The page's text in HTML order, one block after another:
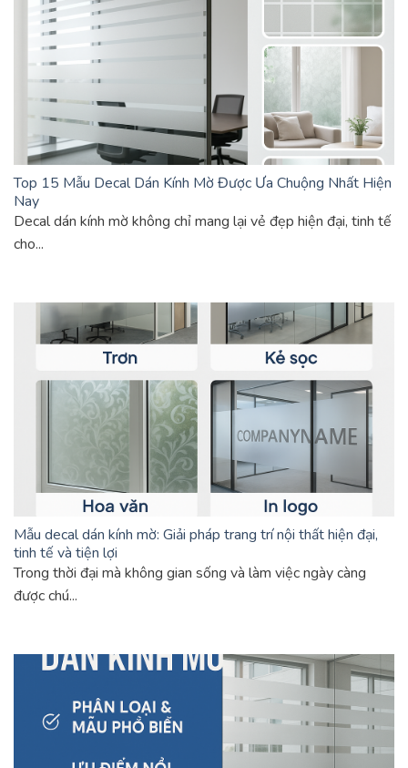
Top 15 Mẫu Decal Dán Kính Mờ Được Ưa Chuộng Nhất Hiện
Nay
Decal dán kính mờ không chỉ mang lại vẻ đẹp hiện đại, tinh tế
cho...
Mẫu decal dán kính mờ: Giải pháp trang trí nội thất hiện đại,
tinh tế và tiện lợi
Trong thời đại mà không gian sống và làm việc ngày càng
được chú...